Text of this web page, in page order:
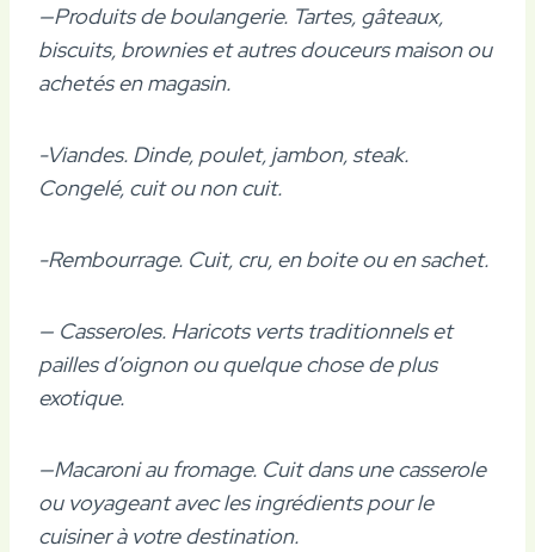
—Produits de boulangerie. Tartes, gâteaux,
biscuits, brownies et autres douceurs maison ou
achetés en magasin.
-Viandes. Dinde, poulet, jambon, steak.
Congelé, cuit ou non cuit.
-Rembourrage. Cuit, cru, en boite ou en sachet.
— Casseroles. Haricots verts traditionnels et
pailles d’oignon ou quelque chose de plus
exotique.
—Macaroni au fromage. Cuit dans une casserole
ou voyageant avec les ingrédients pour le
cuisiner à votre destination.